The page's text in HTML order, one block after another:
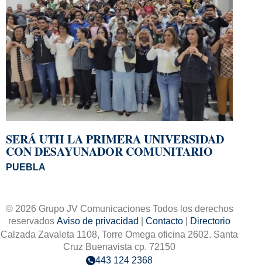
SERÁ UTH LA PRIMERA UNIVERSIDAD
CON DESAYUNADOR COMUNITARIO
PUEBLA
© 2026 Grupo JV Comunicaciones Todos los derechos
reservados Aviso de privacidad Contacto
Directorio
Calzada Zavaleta 1108, Torre Omega oficina 2602. Santa
Cruz Buenavista cp. 72150
443 124 2368